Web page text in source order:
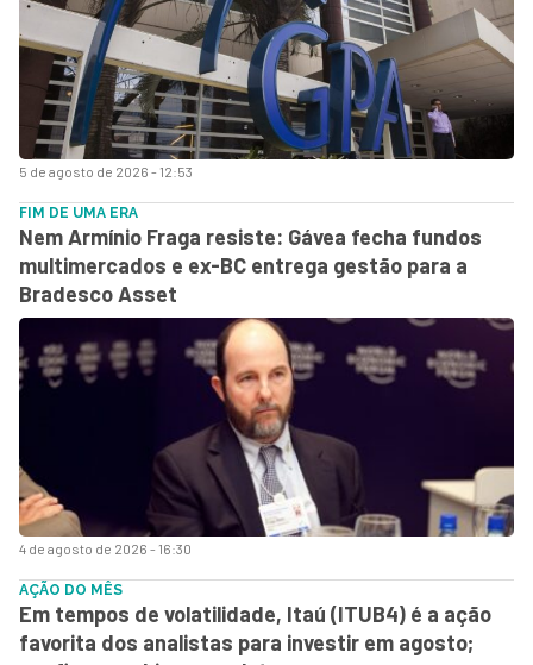
5 de agosto de 2026 - 12:53
4 de agosto de 2026 - 16:30
FIM DE UMA ERA
Nem Armínio Fraga resiste: Gávea fecha fundos
multimercados e ex-BC entrega gestão para a
Bradesco Asset
AÇÃO DO MÊS
Em tempos de volatilidade, Itaú (ITUB4) é a ação
favorita dos analistas para investir em agosto;